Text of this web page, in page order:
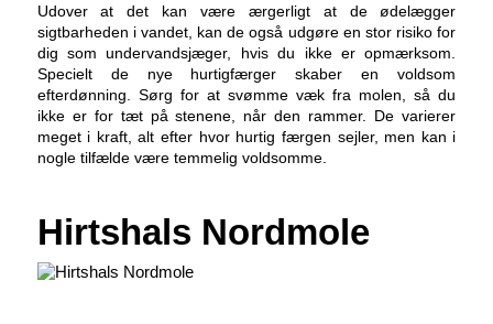
Udover at det kan være ærgerligt at de ødelægger
sigtbarheden i vandet, kan de også udgøre en stor risiko for
dig som undervandsjæger, hvis du ikke er opmærksom.
Specielt de nye hurtigfærger skaber en voldsom
efterdønning. Sørg for at svømme væk fra molen, så du
ikke er for tæt på stenene, når den rammer. De varierer
meget i kraft, alt efter hvor hurtig færgen sejler, men kan i
nogle tilfælde være temmelig voldsomme.
Hirtshals Nordmole